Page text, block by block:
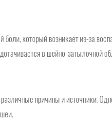
который возникает из-за
в шейно-затылочной
причины и источники.